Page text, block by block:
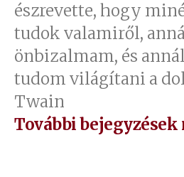
észrevette, hogy
tudok valamiről,
önbizalmam, és
tudom világítani a
Twain
További